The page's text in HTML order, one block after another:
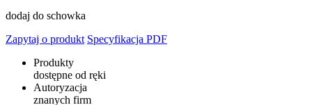
dodaj do schowka
Zapytaj o produkt Specyfikacja PDF
Produkty
dostępne od ręki
Autoryzacja
znanych firm